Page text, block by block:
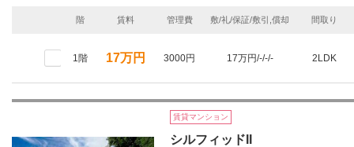
階 賃料 管理費 敷/礼/保証/敷引,償却 間取り
1階 17万円 3000円 17万円/-/-/- 2LDK
賃貸マンション
シルフィッドII